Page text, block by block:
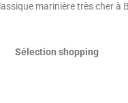
marinière très cher à
Sélection shopping